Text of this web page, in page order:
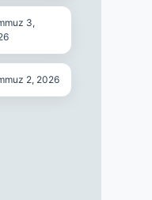
3,
2, 2026